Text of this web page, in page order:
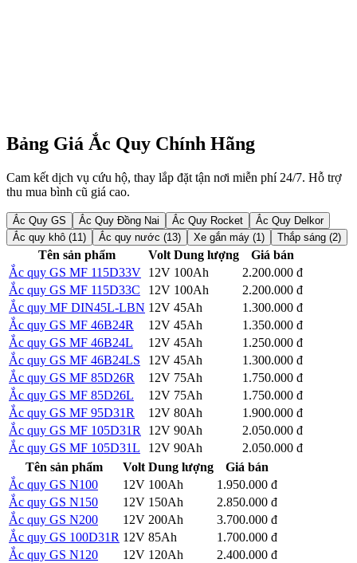
cho thợ mang ngay bình mới đến đổi tận nơi miễn phí.
Bảng Giá Ắc Quy Chính Hãng
Cam kết dịch vụ cứu hộ, thay lắp đặt tận nơi miễn phí 24/7. Hỗ trợ
thu mua bình cũ giá cao.
Ắc Quy GS Ắc Quy Đồng Nai Ắc Quy Rocket
Ắc Quy Delkor
Ắc quy khô (11)
Ắc quy nước (13) Xe gắn máy (1) Thắp sáng (2)
Tên sản phẩm Volt Dung lượng
Giá bán
Ắc quy GS MF 115D33V 12V 100Ah 2.200.000 đ
Ắc quy GS MF 115D33C
12V 100Ah 2.200.000 đ
Ắc quy MF DIN45L-LBN 12V 45Ah 1.300.000 đ
Ắc quy GS MF 46B24R
12V 45Ah 1.350.000 đ
Ắc quy GS MF 46B24L
12V 45Ah 1.250.000 đ
Ắc quy GS MF 46B24LS
12V 45Ah 1.300.000 đ
Ắc quy GS MF 85D26R
12V 75Ah 1.750.000 đ
Ắc quy GS MF 85D26L
12V 75Ah 1.750.000 đ
Ắc quy GS MF 95D31R
12V 80Ah 1.900.000 đ
Ắc quy GS MF 105D31R
12V 90Ah 2.050.000 đ
Ắc quy GS MF 105D31L
12V 90Ah 2.050.000 đ
Tên sản phẩm
Volt Dung lượng
Giá bán
Ắc quy GS N100
12V 100Ah 1.950.000 đ
Ắc quy GS N150
12V 150Ah 2.850.000 đ
Ắc quy GS N200
12V 200Ah 3.700.000 đ
Ắc quy GS 100D31R 12V 85Ah 1.700.000 đ
Ắc quy GS N120
12V 120Ah 2.400.000 đ